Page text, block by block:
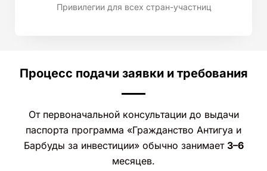
Привилегии для всех стран-участниц
Процесс подачи заявки и требования
От первоначальной консультации до выдачи
паспорта программа «Гражданство Антигуа и
Барбуды за инвестиции» обычно занимает 3–6
месяцев.